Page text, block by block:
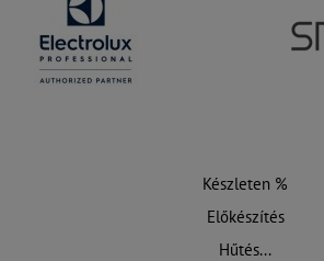
Készleten %
Előkészítés
Hűtés...